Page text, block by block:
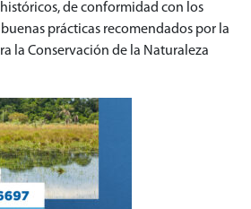
de conformidad con los
prácticas recomendados por la
la Conservación de la Naturaleza